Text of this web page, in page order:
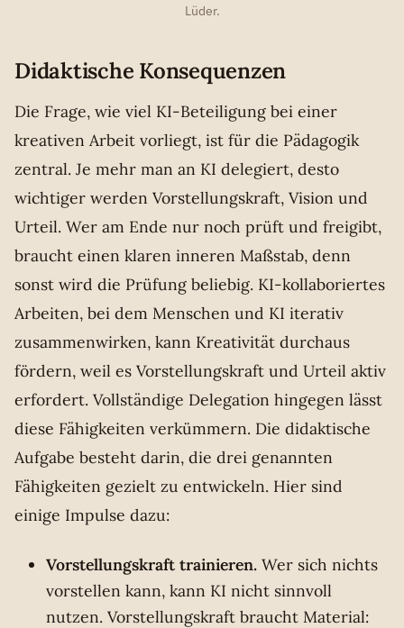
Lüder.
Didaktische Konsequenzen
Die Frage, wie viel KI-Beteiligung bei einer
kreativen Arbeit vorliegt, ist für die Pädagogik
zentral. Je mehr man an KI delegiert, desto
wichtiger werden Vorstellungskraft, Vision und
Urteil. Wer am Ende nur noch prüft und freigibt,
braucht einen klaren inneren Maßstab, denn
sonst wird die Prüfung beliebig. KI-kollaboriertes
Arbeiten, bei dem Menschen und KI iterativ
zusammenwirken, kann Kreativität durchaus
fördern, weil es Vorstellungskraft und Urteil aktiv
erfordert. Vollständige Delegation hingegen lässt
diese Fähigkeiten verkümmern. Die didaktische
Aufgabe besteht darin, die drei genannten
Fähigkeiten gezielt zu entwickeln. Hier sind
einige Impulse dazu:
Vorstellungskraft trainieren. Wer sich nichts
vorstellen kann, kann KI nicht sinnvoll
nutzen. Vorstellungskraft braucht Material: